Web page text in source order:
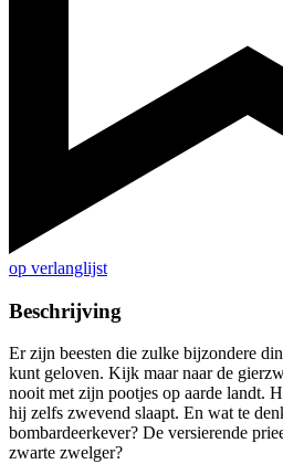
op verlanglijst
Beschrijving
Er zijn beesten die zulke bijzondere
kunt geloven. Kijk maar naar de
nooit met zijn pootjes op aarde landt.
hij zelfs zwevend slaapt. En wat te
bombardeerkever? De versierende
zwarte zwelger?